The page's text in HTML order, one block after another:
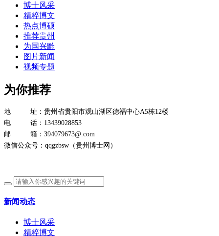
博士风采
精粹博文
热点博硕
推荐贵州
为国兴黔
图片新闻
视频专题
为你推荐
地 址：贵州省贵阳市观山湖区德福中心A5栋12楼
电 话：13439028853
邮 箱：394079673@.com
微信公众号：qqgzbsw（贵州博士网）
新闻动态
博士风采
精粹博文